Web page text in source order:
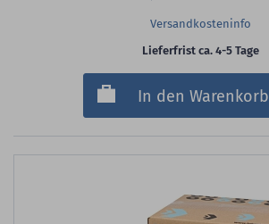
Versandkosteninfo
Lieferfrist ca. 4-5 Tage
In den Warenkorb